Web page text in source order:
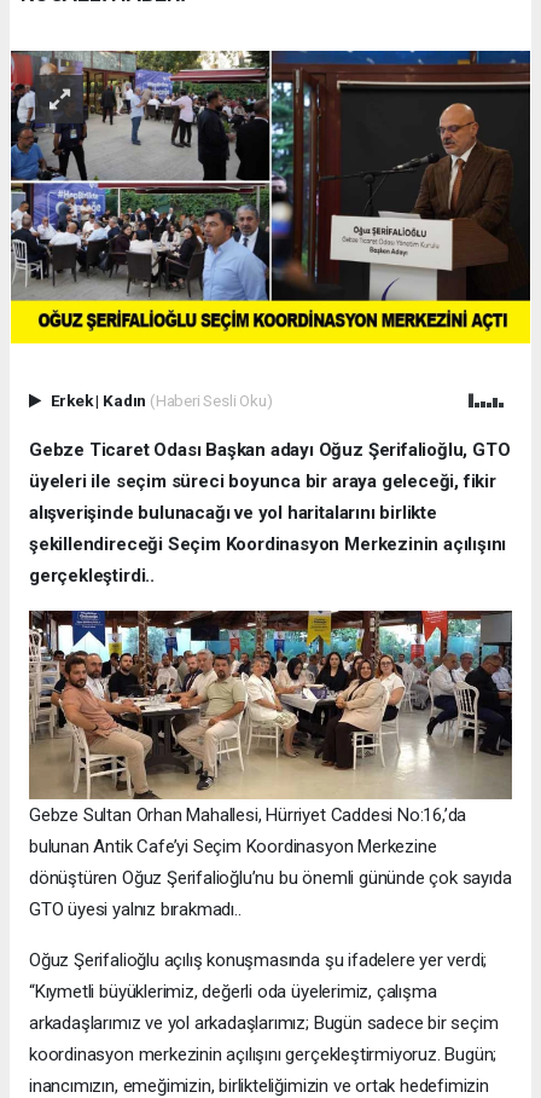
Erkek| Kadın (Haberi Sesli Oku)
Gebze Ticaret Odası Başkan adayı Oğuz Şerifalioğlu, GTO
üyeleri ile seçim süreci boyunca bir araya geleceği, fikir
alışverişinde bulunacağı ve yol haritalarını birlikte
şekillendireceği Seçim Koordinasyon Merkezinin açılışını
gerçekleştirdi..
Gebze Sultan Orhan Mahallesi, Hürriyet Caddesi No:16,’da
bulunan Antik Cafe’yi Seçim Koordinasyon Merkezine
dönüştüren Oğuz Şerifalioğlu’nu bu önemli gününde çok sayıda
GTO üyesi yalnız bırakmadı..
Oğuz Şerifalioğlu açılış konuşmasında şu ifadelere yer verdi;
“Kıymetli büyüklerimiz, değerli oda üyelerimiz, çalışma
arkadaşlarımız ve yol arkadaşlarımız; Bugün sadece bir seçim
koordinasyon merkezinin açılışını gerçekleştirmiyoruz. Bugün;
inancımızın, emeğimizin, birlikteliğimizin ve ortak hedefimizin